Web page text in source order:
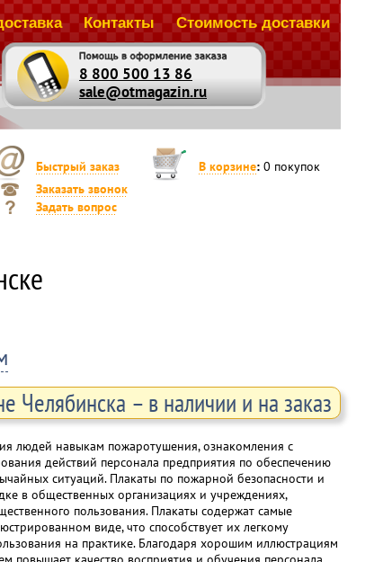
8 800 500 13 86
sale@otmagazin.ru
Контакты Стоимость доставки
Быстрый заказ В корзине: 0 покупок
Заказать звонок
Задать вопрос
Челябинска – в наличии и на заказ
людей навыкам пожаротушения, ознакомления с
действий персонала предприятия по обеспечению
ситуаций. Плакаты по пожарной безопасности и
в общественных организациях и учреждениях,
пользования. Плакаты содержат самые
виде, что способствует их легкому
на практике. Благодаря хорошим иллюстрациям